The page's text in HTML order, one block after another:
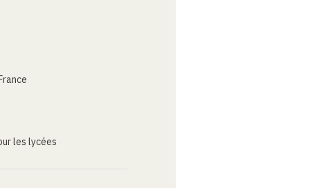
les lycées